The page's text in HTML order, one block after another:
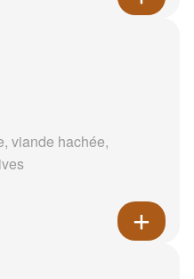
viande hachée,